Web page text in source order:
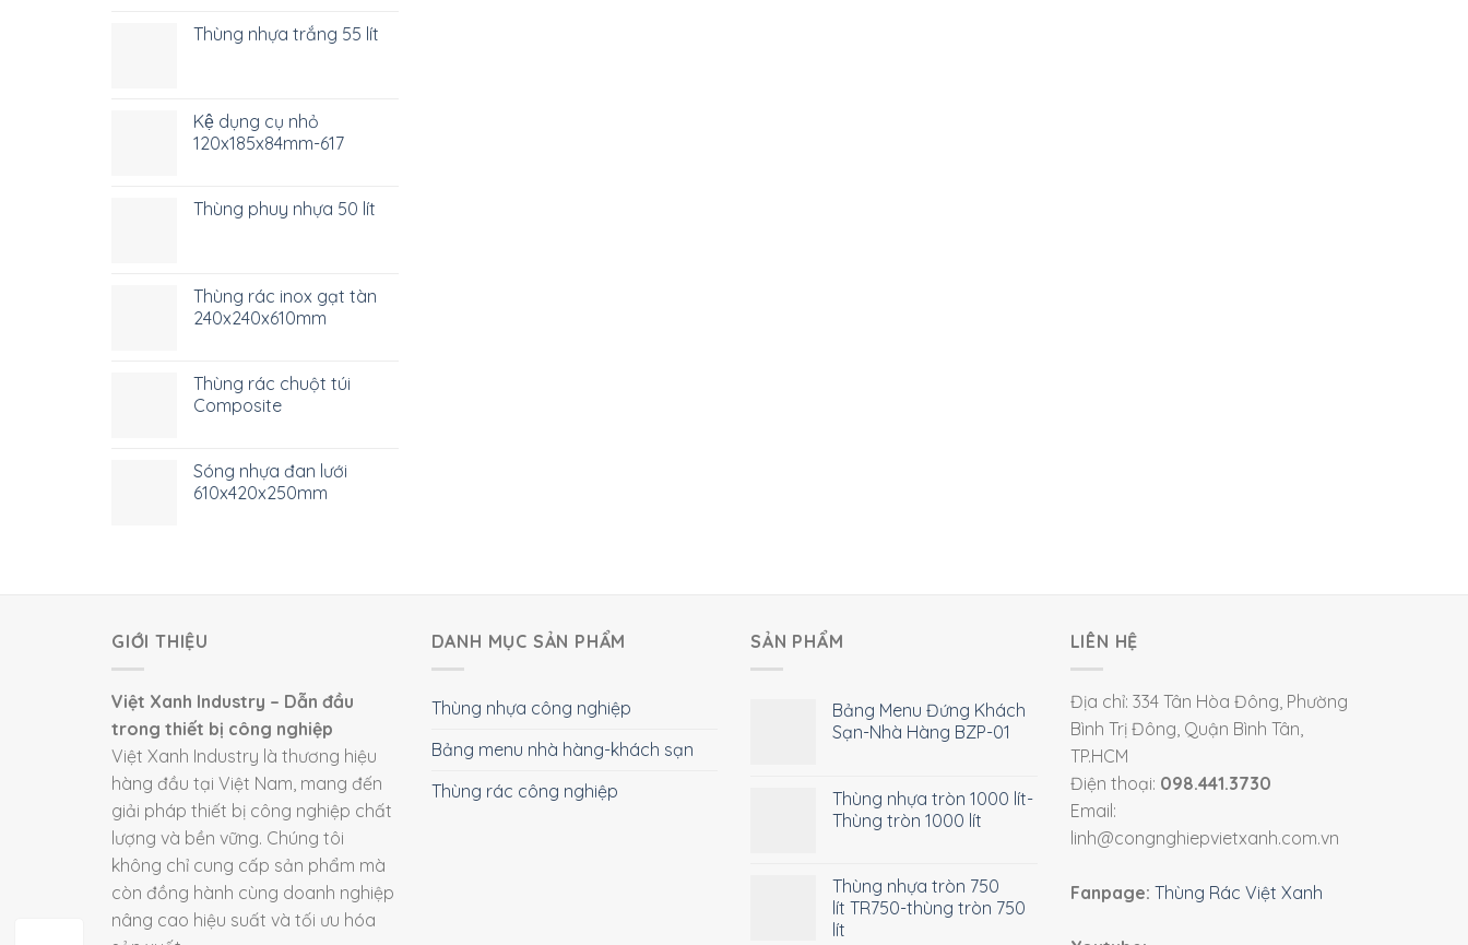
Thùng nhựa trắng 55 lít
Kệ dụng cụ nhỏ
120x185x84mm-617
Thùng phuy nhựa 50 lít
Thùng rác inox gạt tàn
240x240x610mm
Thùng rác chuột túi
Composite
Sóng nhựa đan lưới
610x420x250mm
GIỚI THIỆU
Việt Xanh Industry – Dẫn đầu
trong thiết bị công nghiệp
Việt Xanh Industry là thương hiệu
hàng đầu tại Việt Nam, mang đến
giải pháp thiết bị công nghiệp chất
lượng và bền vững. Chúng tôi
không chỉ cung cấp sản phẩm mà
còn đồng hành cùng doanh nghiệp
nâng cao hiệu suất và tối ưu hóa
DANH MỤC SẢN PHẨM
Thùng nhựa công nghiệp
Bảng menu nhà hàng-khách sạn
Thùng rác công nghiệp
SẢN PHẨM
Bảng Menu Đứng Khách
Sạn-Nhà Hàng BZP-01
Thùng nhựa tròn 1000 lít-
Thùng tròn 1000 lít
Thùng nhựa tròn 750
lít TR750-thùng tròn 750
lít
LIÊN HỆ
Địa chỉ: 334 Tân Hòa Đông, Phường
Bình Trị Đông, Quận Bình Tân,
TP.HCM
Điện thoại: 098.441.3730
Email:
linh@congnghiepvietxanh.com.vn
Fanpage: Thùng Rác Việt Xanh